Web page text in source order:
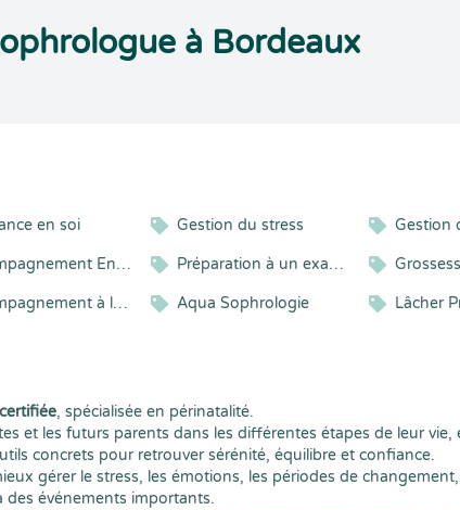
à Bordeaux
en soi Gestion du stress Gestion
Accompagnement Enfant et Adolescent Préparation à un examen
Accompagnement à la parentalité Aqua Sophrologie Lâcher
, spécialisée en périnatalité.
et les futurs parents dans les différentes étapes de leur vie,
concrets pour retrouver sérénité, équilibre et confiance.
gérer le stress, les émotions, les périodes de
événements importants.